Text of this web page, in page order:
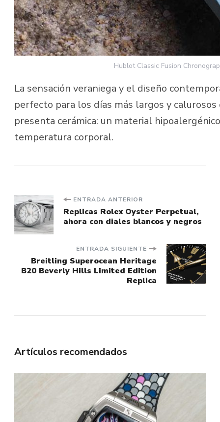
Hublot Classic Fusion
La sensación veraniega y el diseño
perfecto para los días más largos y
presenta cerámica: un material
temperatura corporal.
Navegación
de
entradas
ENTRADA ANTERIOR
Replicas Rolex Oyster Perpetual,
ahora con diales blancos y negros
ENTRADA SIGUIENTE
Breitling Superocean Heritage
B20 Beverly Hills Limited Edition
Replica
Artículos recomendados